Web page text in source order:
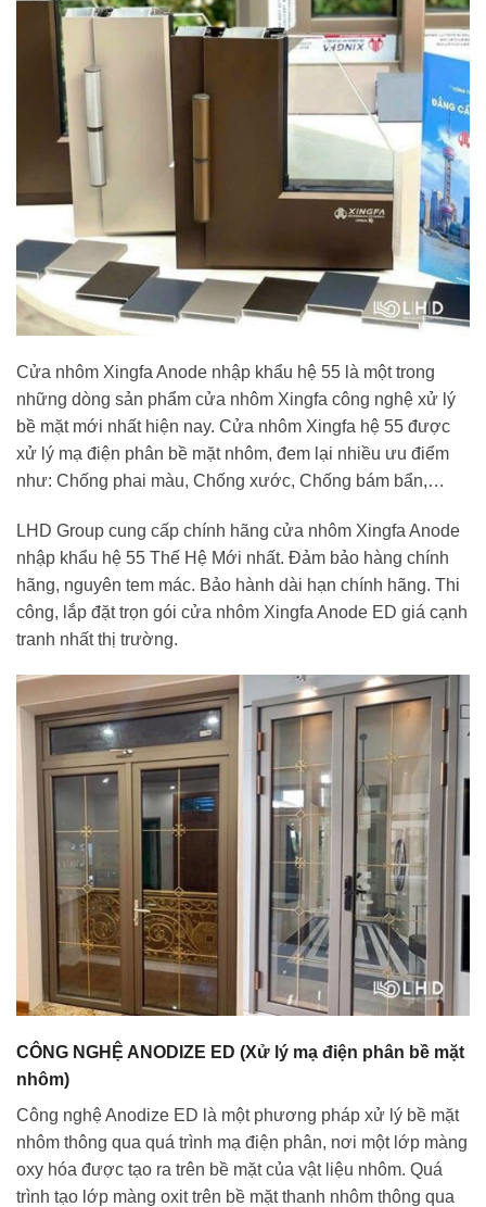
Cửa nhôm Xingfa Anode nhập khẩu hệ 55 là một trong
những dòng sản phẩm cửa nhôm Xingfa công nghệ xử lý
bề mặt mới nhất hiện nay. Cửa nhôm Xingfa hệ 55 được
xử lý mạ điện phân bề mặt nhôm, đem lại nhiều ưu điểm
như: Chống phai màu, Chống xước, Chống bám bẩn,…
LHD Group cung cấp chính hãng cửa nhôm Xingfa Anode
nhập khẩu hệ 55 Thế Hệ Mới nhất. Đảm bảo hàng chính
hãng, nguyên tem mác. Bảo hành dài hạn chính hãng. Thi
công, lắp đặt trọn gói cửa nhôm Xingfa Anode ED giá cạnh
tranh nhất thị trường.
CÔNG NGHỆ ANODIZE ED (Xử lý mạ điện phân bề mặt
nhôm)
Công nghệ Anodize ED là một phương pháp xử lý bề mặt
nhôm thông qua quá trình mạ điện phân, nơi một lớp màng
oxy hóa được tạo ra trên bề mặt của vật liệu nhôm. Quá
trình tạo lớp màng oxit trên bề mặt thanh nhôm thông qua